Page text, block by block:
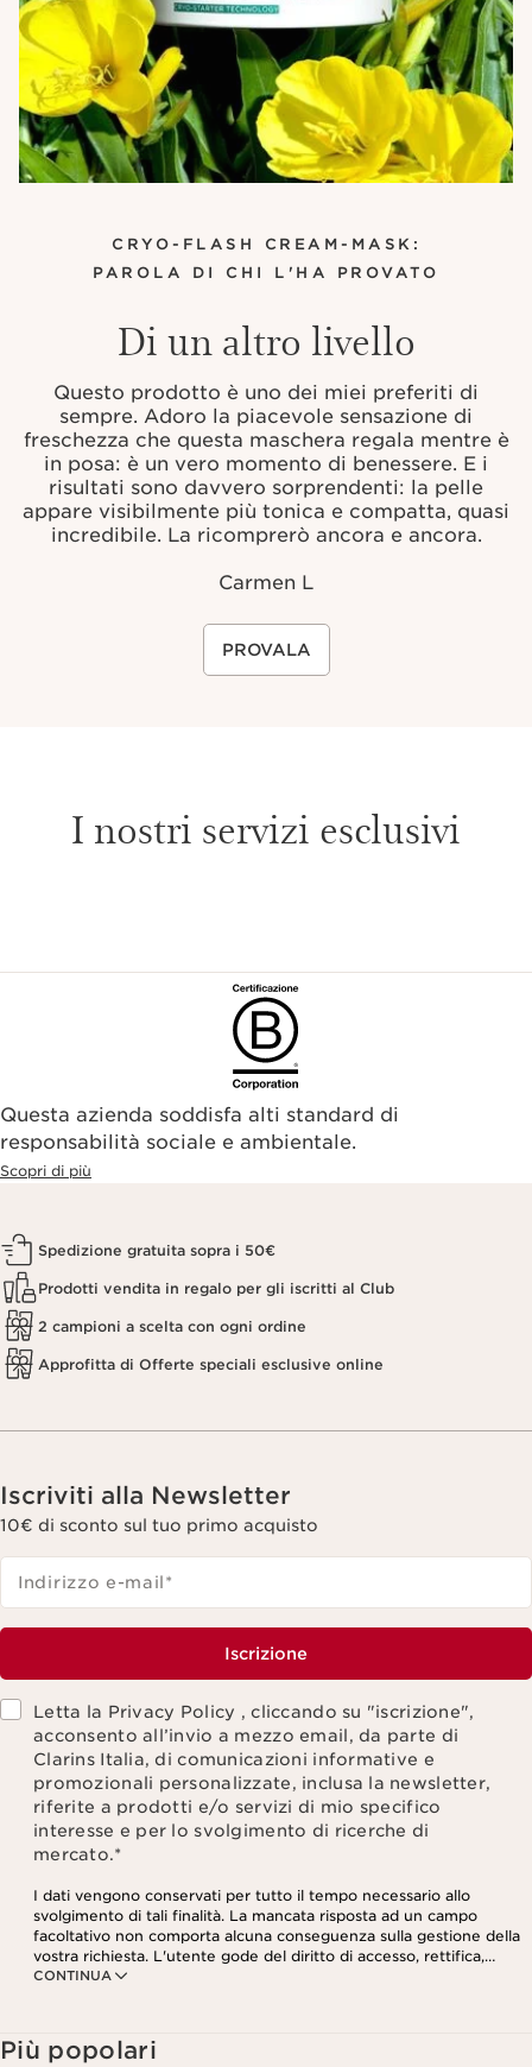
CRYO-FLASH CREAM-MASK:
PAROLA DI CHI L'HA PROVATO
Di un altro livello
Questo prodotto è uno dei miei preferiti di
sempre. Adoro la piacevole sensazione di
freschezza che questa maschera regala mentre è
in posa: è un vero momento di benessere. E i
risultati sono davvero sorprendenti: la pelle
appare visibilmente più tonica e compatta, quasi
incredibile. La ricomprerò ancora e ancora.
Carmen L
PROVALA
I nostri servizi esclusivi
Questa azienda soddisfa alti standard di
responsabilità sociale e ambientale.
Scopri di più
Spedizione gratuita sopra i 50€
Prodotti vendita in regalo per gli iscritti al Club
2 campioni a scelta con ogni ordine
Approfitta di Offerte speciali esclusive online
Iscriviti alla Newsletter
10€ di sconto sul tuo primo acquisto
Indirizzo e-mail*
Iscrizione
Letta la Privacy Policy , cliccando su "iscrizione",
acconsento all’invio a mezzo email, da parte di
Clarins Italia, di comunicazioni informative e
promozionali personalizzate, inclusa la newsletter,
riferite a prodotti e/o servizi di mio specifico
interesse e per lo svolgimento di ricerche di
mercato.*
CONTINUA
I dati vengono conservati per tutto il tempo necessario allo
svolgimento di tali finalità. La mancata risposta ad un campo
facoltativo non comporta alcuna conseguenza sulla gestione della
vostra richiesta. L'utente gode del diritto di accesso, rettifica,
cancellazione e portabilità dei dati che lo riguardano, nonché del
prega di consultare la nostra Informativa Privacy.
Più popolari